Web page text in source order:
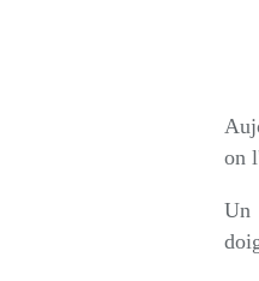
on
Un